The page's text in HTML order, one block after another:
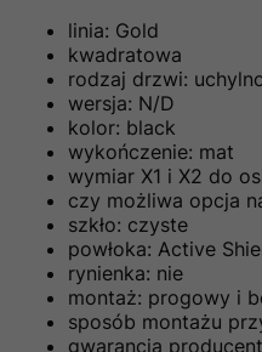
linia: Gold
kwadratowa
rodzaj drzwi:
wersja: N/D
kolor: black
wykończenie: mat
wymiar X1 i X2 do
czy możliwa opcja
szkło: czyste
powłoka: Active
rynienka: nie
montaż: progowy i
sposób montażu
gwarancja